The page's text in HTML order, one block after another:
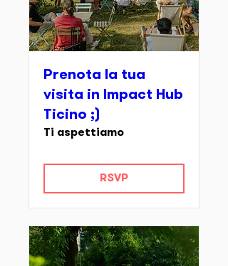
Prenota la tua
visita in Impact Hub
Ticino ;)
Ti aspettiamo
RSVP